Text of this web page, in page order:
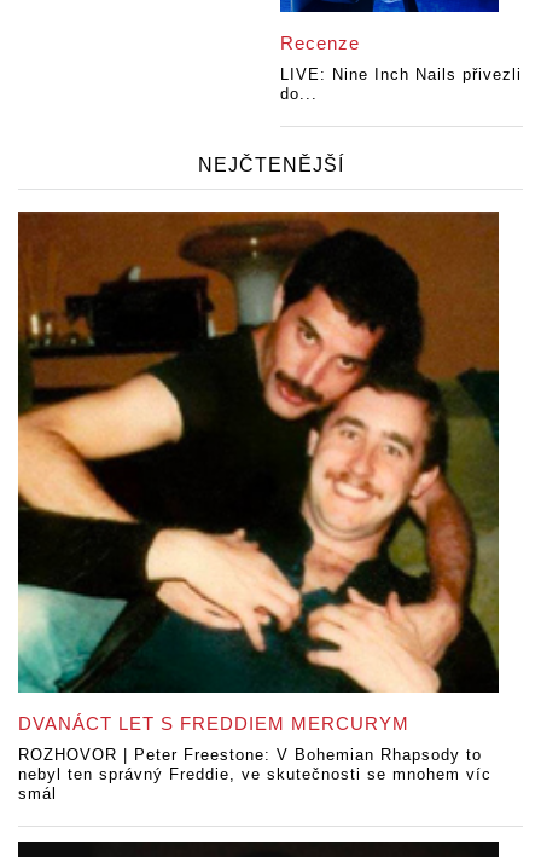
Recenze
LIVE: Nine Inch Nails přivezli
do...
NEJČTENĚJŠÍ
DVANÁCT LET S FREDDIEM MERCURYM
ROZHOVOR | Peter Freestone: V Bohemian Rhapsody to
nebyl ten správný Freddie, ve skutečnosti se mnohem víc
smál